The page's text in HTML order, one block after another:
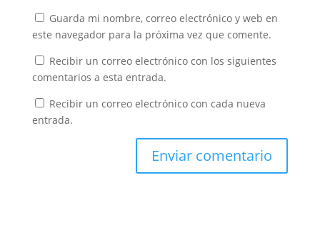
Guarda mi nombre, correo electrónico y web en
este navegador para la próxima vez que comente.
Recibir un correo electrónico con los siguientes
comentarios a esta entrada.
Recibir un correo electrónico con cada nueva
entrada.